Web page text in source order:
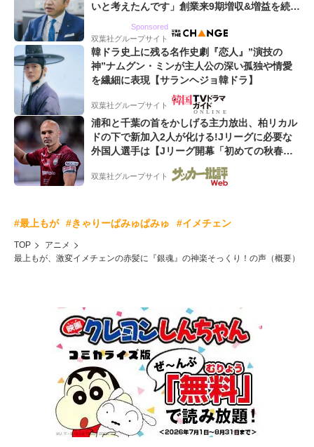
いと考えたんです」創業来9期増収&増益を続け
Sponsored
双葉社グループサイト
韓ドラ史上に残る名作史劇『恋人』”演技の
神”ナムグン・ミンが主人公の深い孤独や情愛
を繊細に表現【サランヘジョ韓ドラ】
双葉社グループサイト
浦和と千葉の首をかしげる主力放出、柏リカル
ドの下で新加入2人が化ける!Jリーグに必要な
外国人選手は【Jリーグ開幕「初めての秋春
双葉社グループサイト
#最上もが #きゃりーぱみゅぱみゅ #イメチェン
TOP
アニメ
最上もが、激変イメチェンの赤髪に『銀魂』の神楽そっくり！の声（概要）